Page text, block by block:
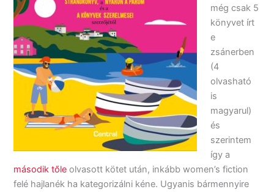
még csak 5
könyvet írt
e
zsánerben
(4
olvasható
is
magyarul)
és
szerintem
így a
második tőle olvasott kötet után, inkább women’s fiction
felé hajlanék ha kategorizálni kéne. Ugyanis bármennyire